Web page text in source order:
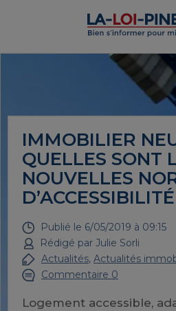
IMMOBILIER
QUELLES SONT
NOUVELLES
Publié le 6/05/2019 à 09:15
Rédigé par Julie Sorli
Actualités, Actualités
Commentaire 0
Logement accessible,